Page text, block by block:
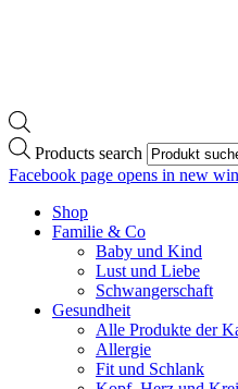
Products search
Facebook page opens in new
Shop
Familie & Co
Baby und Kind
Lust und Liebe
Schwangerschaft
Gesundheit
Alle Produkte der
Allergie
Fit und Schlank